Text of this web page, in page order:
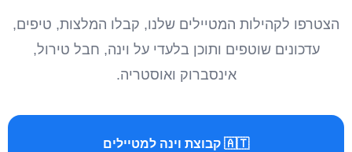
הצטרפו לקהילות המטיילים שלנו, קבלו המלצות, טיפים,
עדכונים שוטפים ותוכן בלעדי על וינה, חבל טירול,
אינסברוק ואוסטריה.
🇦🇹 קבוצת וינה למטיילים